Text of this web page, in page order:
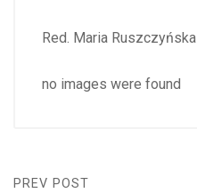
Red. Maria Ruszczyńska
no images were found
PREV POST